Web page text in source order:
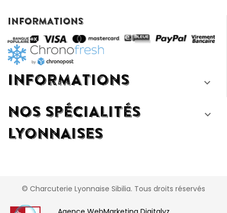
INFORMATIONS
INFORMATIONS 
NOS SPÉCIALITÉS
LYONNAISES

© Charcuterie Lyonnaise Sibilia. Tous droits réservés